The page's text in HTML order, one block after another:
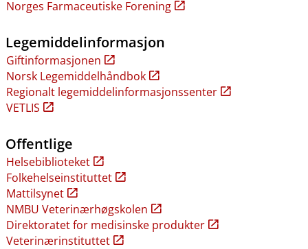
Norges Farmaceutiske Forening
Legemiddelinformasjon
Giftinformasjonen
Norsk Legemiddelhåndbok
Regionalt legemiddelinformasjonssenter
VETLIS
Offentlige
Helsebiblioteket
Folkehelseinstituttet
Mattilsynet
NMBU Veterinærhøgskolen
Direktoratet for medisinske produkter
Veterinærinstituttet